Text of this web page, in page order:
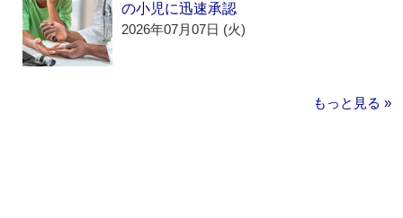
の小児に迅速承認
2026年07月07日 (火)
もっと見る »